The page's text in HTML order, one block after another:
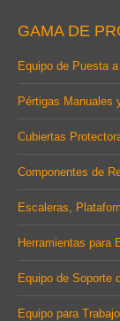
opens
in
window
opens
in
window
opens
in
window
GAMA DE
Equipo de Puesta
Pértigas Manuales
Cubiertas
Componentes de
Escaleras,
Herramientas para
Equipo de Soporte
Equipo para